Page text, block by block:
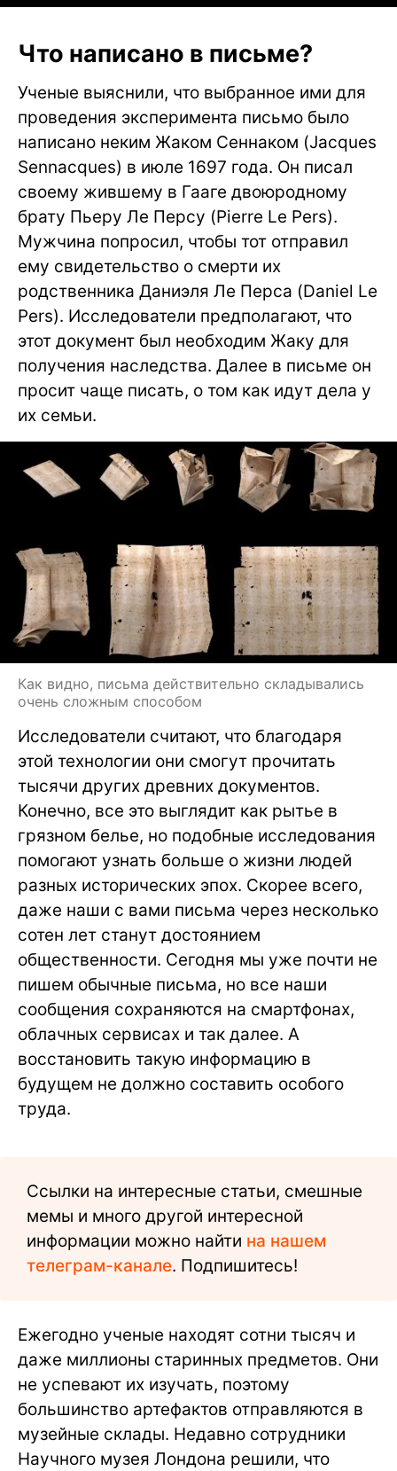
Что написано в письме?
Ученые выяснили, что выбранное ими для
проведения эксперимента письмо было
написано неким Жаком Сеннаком (Jacques
Sennacques) в июле 1697 года. Он писал
своему жившему в Гааге двоюродному
брату Пьеру Ле Персу (Pierre Le Pers).
Мужчина попросил, чтобы тот отправил
ему свидетельство о смерти их
родственника Даниэля Ле Перса (Daniel Le
Pers). Исследователи предполагают, что
этот документ был необходим Жаку для
получения наследства. Далее в письме он
просит чаще писать, о том как идут дела у
их семьи.
Как видно, письма действительно складывались
очень сложным способом
Исследователи считают, что благодаря
этой технологии они смогут прочитать
тысячи других древних документов.
Конечно, все это выглядит как рытье в
грязном белье, но подобные исследования
помогают узнать больше о жизни людей
разных исторических эпох. Скорее всего,
даже наши с вами письма через несколько
сотен лет станут достоянием
общественности. Сегодня мы уже почти не
пишем обычные письма, но все наши
сообщения сохраняются на смартфонах,
облачных сервисах и так далее. А
восстановить такую информацию в
будущем не должно составить особого
труда.
Ссылки на интересные статьи, смешные
мемы и много другой интересной
информации можно найти на нашем
телеграм-канале. Подпишитесь!
Ежегодно ученые находят сотни тысяч и
даже миллионы старинных предметов. Они
не успевают их изучать, поэтому
большинство артефактов отправляются в
музейные склады. Недавно сотрудники
Научного музея Лондона решили, что